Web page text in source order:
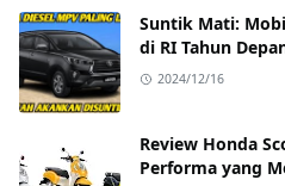
Suntik Mati:
di RI Tahun
2024/12/16
Review Honda
Performa yang